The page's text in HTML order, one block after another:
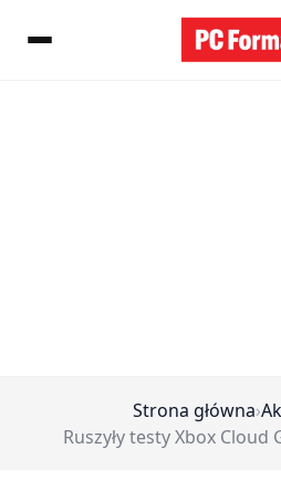
Strona główna›
Ruszyły testy Xbox Cloud